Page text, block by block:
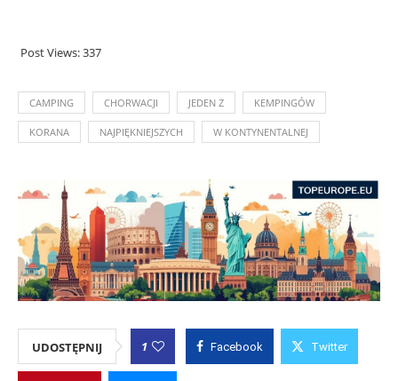
Post Views:337
CAMPING CHORWACJI JEDEN Z KEMPINGÓW
KORANA NAJPIĘKNIEJSZYCH W KONTYNENTALNEJ
UDOSTĘPNIJ 1 Facebook Twitter